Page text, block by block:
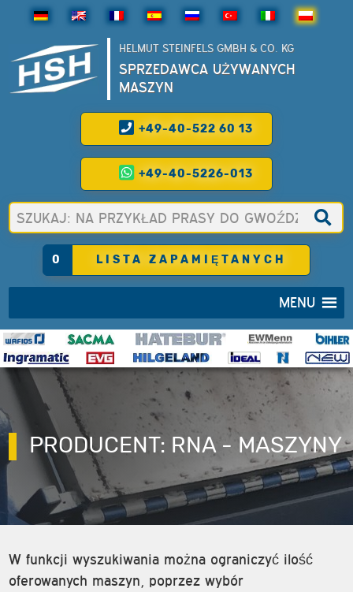
HELMUT STEINFELS GMBH & CO. KG
SPRZEDAWCA UŻYWANYCH
MASZYN
+49-40-522 60 13
+49-40-5226-013
0 LISTA ZAPAMIĘTANYCH
MENU
PRODUCENT: RNA - MASZYNY
W funkcji wyszukiwania można ograniczyć ilość
oferowanych maszyn, poprzez wybór